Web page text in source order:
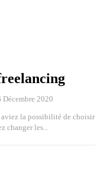
Décembre 2020
aviez la possibilité de choisir
changer les...